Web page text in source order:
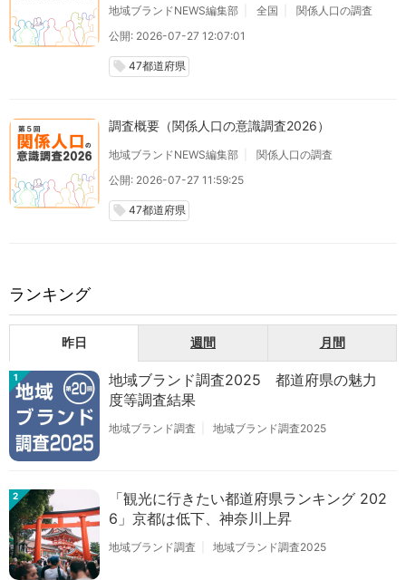
地域ブランドNEWS編集部 全国
関係人口の調査
公開: 2026-07-27 12:07:01
local_offer 47都道府県
調査概要（関係人口の意識調査2026）
地域ブランドNEWS編集部
関係人口の調査
公開: 2026-07-27 11:59:25
local_offer 47都道府県
ランキング
昨日 週間 月間
1
地域ブランド調査2025 都道府県の魅力
度等調査結果
地域ブランド調査 地域ブランド調査2025
2
「観光に行きたい都道府県ランキング 202
6」京都は低下、神奈川上昇
地域ブランド調査 地域ブランド調査2025